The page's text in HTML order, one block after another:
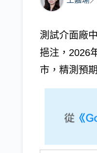
測試介面廠
挹注，2026
市，精測預